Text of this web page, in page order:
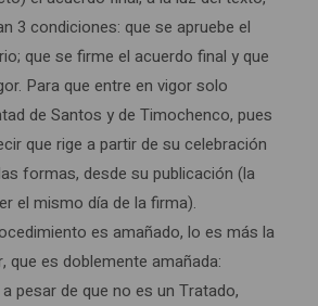
3 condiciones: que se apruebe el
que se firme el acuerdo final y que
Para que entre en vigor solo
de Santos y de Timochenco, pues
que rige a partir de su celebración
formas, desde su publicación (la
el mismo día de la firma).
es amañado, lo es más la
que es doblemente amañada:
pesar de que no es un Tratado,